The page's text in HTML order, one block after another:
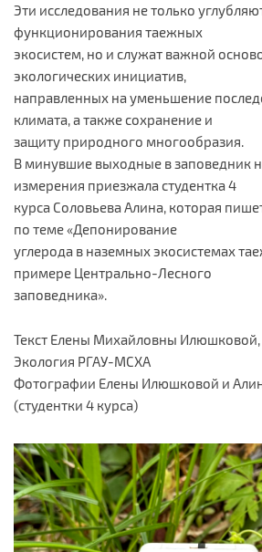
Эти исследования не только
функционирования таежных
экосистем, но и служат важной
экологических инициатив,
направленных на уменьшение
климата, а также сохранение и
защиту природного многообразия.
В минувшие выходные в заповедник
измерения приезжала студентка 4
курса Соловьева Алина, которая
по теме «Депонирование
углерода в наземных экосистемах
примере Центрально-Лесного
заповедника».
Текст Елены Михайловны Илюшковой,
Экология РГАУ-МСХА
Фотографии Елены Илюшковой и
(студентки 4 курса)